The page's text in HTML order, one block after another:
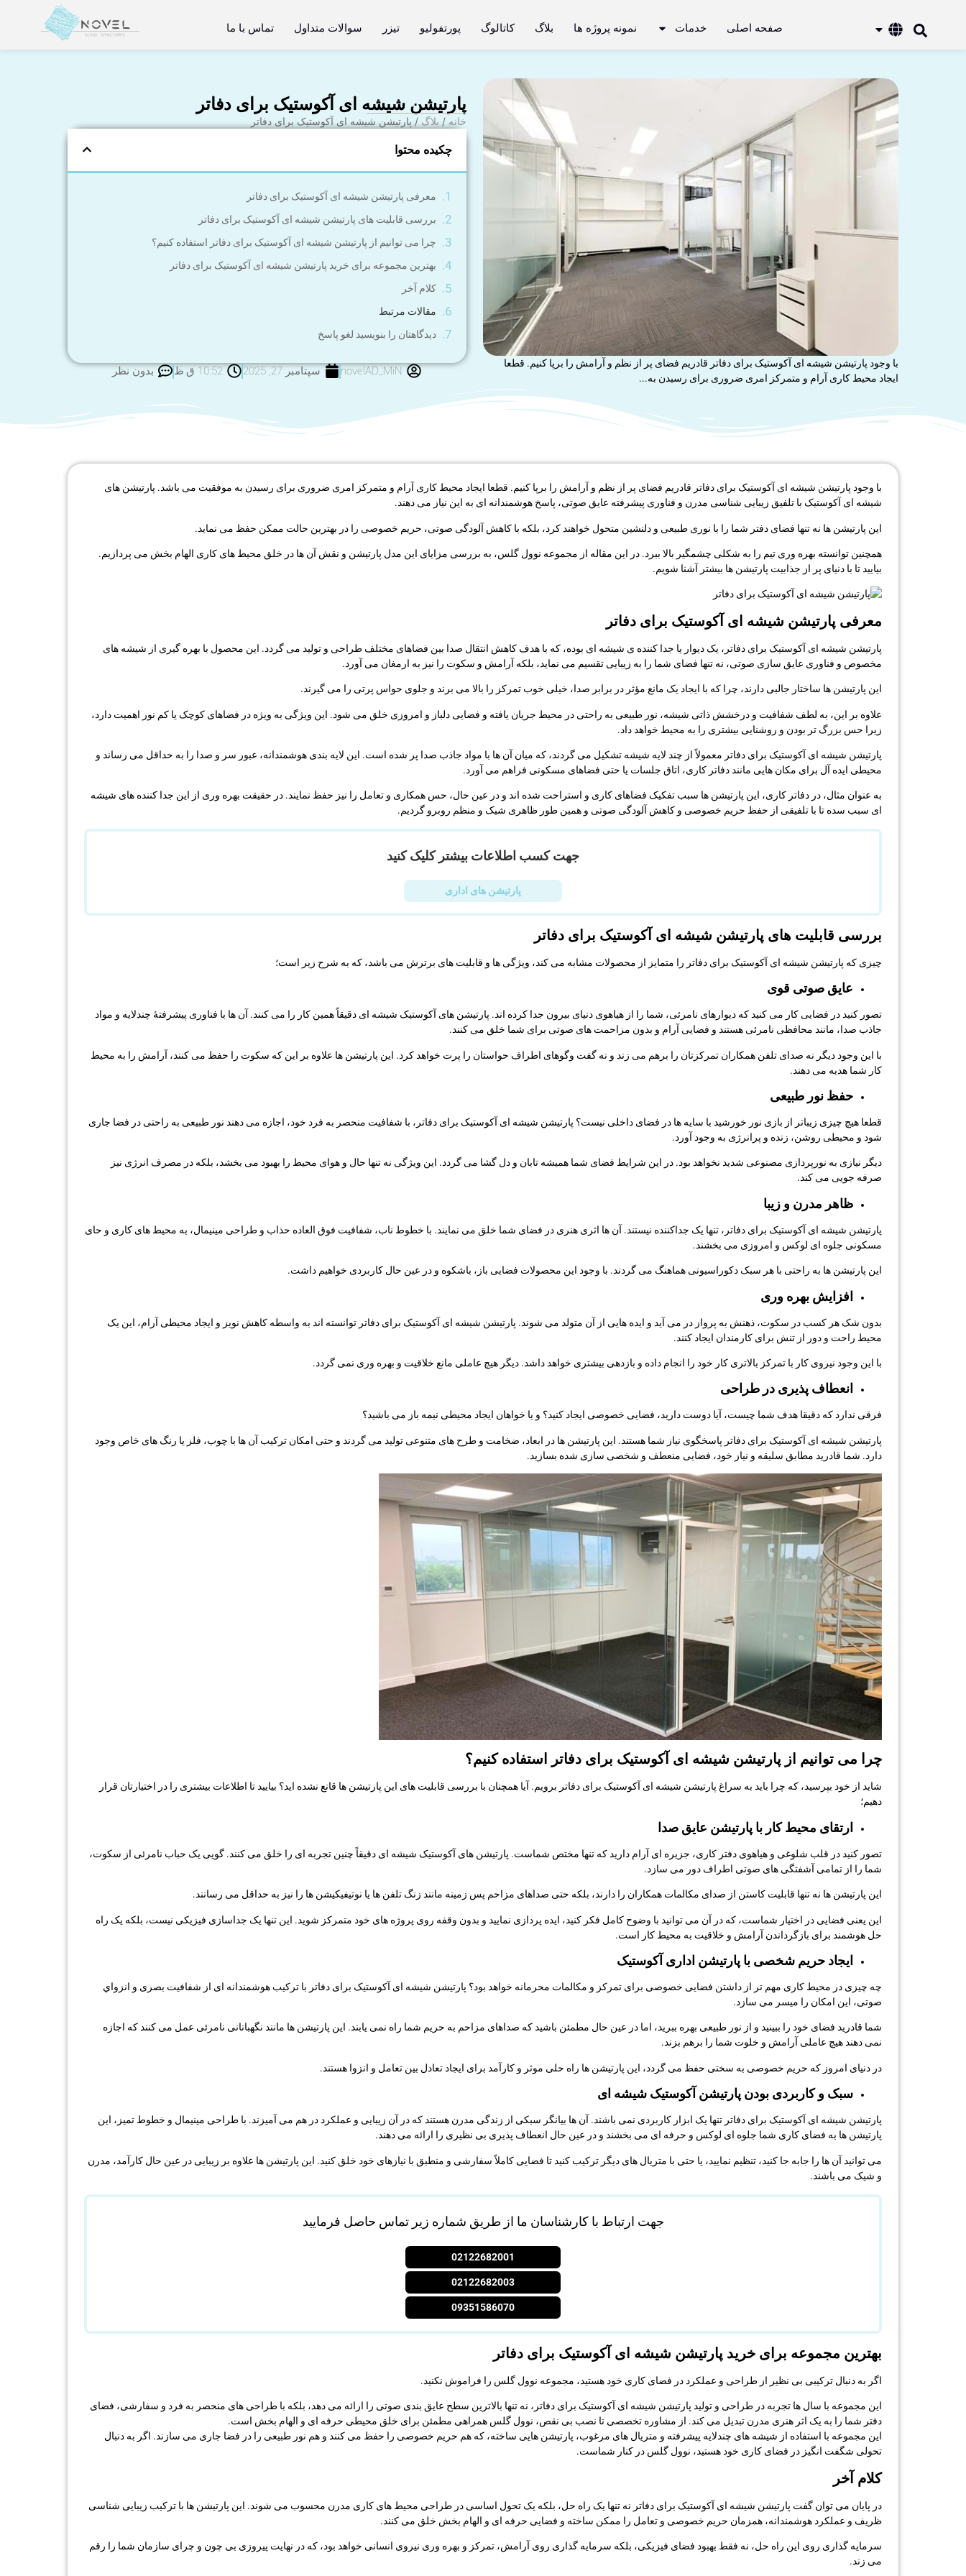
صفحه اصلی خدمات نمونه پروژه ها بلاگ کاتالوگ پورتفولیو تیزر سوالات متداول تماس با ما
با وجود پارتیشن شیشه ای آکوستیک برای دفاتر قادریم فضای پر از نظم و آرامش را برپا کنیم. قطعا
ایجاد محیط کاری آرام و متمرکز امری ضروری برای رسیدن به...
پارتیشن شیشه ای آکوستیک برای دفاتر
خانه / بلاگ / پارتیشن شیشه ای آکوستیک برای دفاتر
چکیده محتوا
معرفی پارتیشن شیشه ای آکوستیک برای دفاتر
بررسی قابلیت های پارتیشن شیشه ای آکوستیک برای دفاتر
چرا می توانیم از پارتیشن شیشه ای آکوستیک برای دفاتر استفاده کنیم؟
بهترین مجموعه برای خرید پارتیشن شیشه ای آکوستیک برای دفاتر
کلام آخر
مقالات مرتبط
دیدگاهتان را بنویسید لغو پاسخ
novelAD_MiN سپتامبر 27, 2025 10:52 ق.ظ بدون نظر
با وجود پارتیشن شیشه ای آکوستیک برای دفاتر قادریم فضای پر از نظم و آرامش را برپا کنیم. قطعا ایجاد محیط کاری آرام و متمرکز امری ضروری برای رسیدن به موفقیت می باشد. پارتیشن های
شیشه ای آکوستیک با تلفیق زیبایی شناسی مدرن و فناوری پیشرفته عایق صوتی، پاسخ هوشمندانه ای به این نیاز می دهند.
این پارتیشن ها نه تنها فضای دفتر شما را با نوری طبیعی و دلنشین متحول خواهند کرد، بلکه با کاهش آلودگی صوتی، حریم خصوصی را در بهترین حالت ممکن حفظ می نماید.
همچنین توانسته بهره وری تیم را به شکلی چشمگیر بالا ببرد. در این مقاله از مجموعه نوول گلس، به بررسی مزایای این مدل پارتیشن و نقش آن ها در خلق محیط های کاری الهام بخش می پردازیم.
بیایید تا با دنیای پر از جذابیت پارتیشن ها بیشتر آشنا شویم.
معرفی پارتیشن شیشه ای آکوستیک برای دفاتر
پارتیشن شیشه ای آکوستیک برای دفاتر، یک دیوار یا جدا کننده ی شیشه ای بوده، که با هدف کاهش انتقال صدا بین فضاهای مختلف طراحی و تولید می گردد. این محصول با بهره گیری از شیشه های
مخصوص و فناوری عایق سازی صوتی، نه تنها فضای شما را به زیبایی تقسیم می نماید، بلکه آرامش و سکوت را نیز به ارمغان می آورد.
این پارتیشن ها ساختار جالبی دارند، چرا که با ایجاد یک مانع مؤثر در برابر صدا، خیلی خوب تمرکز را بالا می برند و جلوی حواس پرتی را می گیرند.
علاوه بر این، به لطف شفافیت و درخشش ذاتی شیشه، نور طبیعی به راحتی در محیط جریان یافته و فضایی دلباز و امروزی خلق می شود. این ویژگی به ویژه در فضاهای کوچک یا کم نور اهمیت دارد،
زیرا حس بزرگ تر بودن و روشنایی بیشتری را به محیط خواهد داد.
پارتیشن شیشه ای آکوستیک برای دفاتر معمولاً از چند لایه شیشه تشکیل می گردند، که میان آن ها با مواد جاذب صدا پر شده است. این لایه بندی هوشمندانه، عبور سر و صدا را به حداقل می رساند و
محیطی ایده آل برای مکان هایی مانند دفاتر کاری، اتاق جلسات یا حتی فضاهای مسکونی فراهم می آورد.
به عنوان مثال، در دفاتر کاری، این پارتیشن ها سبب تفکیک فضاهای کاری و استراحت شده اند و در عین حال، حس همکاری و تعامل را نیز حفظ نمایند. در حقیقت بهره وری از این جدا کننده های شیشه
ای سبب سده تا با تلفیقی از حفظ حریم خصوصی و کاهش آلودگی صوتی و همین طور ظاهری شیک و منظم روبرو گردیم.
جهت کسب اطلاعات بیشتر کلیک کنید
پارتیشن های اداری
بررسی قابلیت های پارتیشن شیشه ای آکوستیک برای دفاتر
چیزی که پارتیشن شیشه ای آکوستیک برای دفاتر را متمایز از محصولات مشابه می کند، ویژگی ها و قابلیت های برترش می باشد، که به شرح زیر است؛
عایق صوتی قوی
تصور کنید در فضایی کار می کنید که دیوارهای نامرئی، شما را از هیاهوی دنیای بیرون جدا کرده اند. پارتیشن های آکوستیک شیشه ای دقیقاً همین کار را می کنند. آن ها با فناوری پیشرفتهٔ چندلایه و مواد
جاذب صدا، مانند محافظی نامرئی هستند و فضایی آرام و بدون مزاحمت های صوتی برای شما خلق می کنند.
با این وجود دیگر نه صدای تلفن همکاران تمرکزتان را برهم می زند و نه گفت وگوهای اطراف حواستان را پرت خواهد کرد. این پارتیشن ها علاوه بر این که سکوت را حفظ می کنند، آرامش را به محیط
کار شما هدیه می دهند.
حفظ نور طبیعی
قطعا هیچ چیزی زیباتر از بازی نور خورشید با سایه ها در فضای داخلی نیست؟ پارتیشن شیشه ای آکوستیک برای دفاتر، با شفافیت منحصر به فرد خود، اجازه می دهند نور طبیعی به راحتی در فضا جاری
شود و محیطی روشن، زنده و پرانرژی به وجود آورد.
دیگر نیازی به نورپردازی مصنوعی شدید نخواهد بود. در این شرایط فضای شما همیشه تابان و دل گشا می گردد. این ویژگی نه تنها حال و هوای محیط را بهبود می بخشد، بلکه در مصرف انرژی نیز
صرفه جویی می کند.
ظاهر مدرن و زیبا
پارتیشن شیشه ای آکوستیک برای دفاتر، تنها یک جداکننده نیستند. آن ها اثری هنری در فضای شما خلق می نمایند. با خطوط ناب، شفافیت فوق العاده حذاب و طراحی مینیمال، به محیط های کاری و حای
مسکونی جلوه ای لوکس و امروزی می بخشند.
این پارتیشن ها به راحتی با هر سبک دکوراسیونی هماهنگ می گردند. با وجود این محصولات فضایی باز، باشکوه و در عین حال کاربردی خواهیم داشت.
افزایش بهره وری
بدون شک هر کسب در سکوت، ذهنش به پرواز در می آید و ایده هایی از آن متولد می شوند. پارتیشن شیشه ای آکوستیک برای دفاتر توانسته اند به واسطه کاهش نویز و ایجاد محیطی آرام، این یک
محیط راحت و دور از تنش برای کارمندان ایجاد کنند.
با این وجود نیروی کار با تمرکز بالاتری کار خود را انجام داده و بازدهی بیشتری خواهد داشد. دیگر هیچ عاملی مانع خلاقیت و بهره وری نمی گردد.
انعطاف پذیری در طراحی
فرقی ندارد که دقیقا هدف شما چیست، آیا دوست دارید، فضایی خصوصی ایجاد کنید؟ و یا خواهان ایجاد محیطی نیمه باز می باشید؟
پارتیشن شیشه ای آکوستیک برای دفاتر پاسخگوی نیاز شما هستند. این پارتیشن ها در ابعاد، ضخامت و طرح های متنوعی تولید می گردند و حتی امکان ترکیب آن ها با چوب، فلز یا رنگ های خاص وجود
دارد. شما قادرید مطابق سلیقه و نیاز خود، فضایی منعطف و شخصی سازی شده بسازید.
چرا می توانیم از پارتیشن شیشه ای آکوستیک برای دفاتر استفاده کنیم؟
شاید از خود بپرسید، که چرا باید به سراغ پارتیشن شیشه ای آکوستیک برای دفاتر برویم. آیا همچنان با بررسی قابلیت های این پارتیشن ها قانع نشده اید؟ بیایید تا اطلاعات بیشتری را در اختیارتان قرار
دهیم؛
ارتقای محیط کار با پارتیشن عایق صدا
تصور کنید در قلب شلوغی و هیاهوی دفتر کاری، جزیره ای آرام دارید که تنها مختص شماست. پارتیشن های آکوستیک شیشه ای دقیقاً چنین تجربه ای را خلق می کنند. گویی یک حباب نامرئی از سکوت،
شما را از تمامی آشفتگی های صوتی اطراف دور می سازد.
این پارتیشن ها نه تنها قابلیت کاستن از صدای مکالمات همکاران را دارند، بلکه حتی صداهای مزاحم پس زمینه مانند زنگ تلفن ها یا نوتیفیکیشن ها را نیز به حداقل می رسانند.
این یعنی فضایی در اختیار شماست، که در آن می توانید با وضوح کامل فکر کنید، ایده پردازی نمایید و بدون وقفه روی پروژه های خود متمرکز شوید. این تنها یک جداسازی فیزیکی نیست، بلکه یک راه
حل هوشمند برای بازگرداندن آرامش و خلاقیت به محیط کار است.
ایجاد حریم شخصی با پارتیشن اداری آکوستیک
چه چیزی در محیط کاری مهم تر از داشتن فضایی خصوصی برای تمرکز و مکالمات محرمانه خواهد بود؟ پارتیشن شیشه ای آکوستیک برای دفاتر با ترکیب هوشمندانه ای از شفافیت بصری و انزواي
صوتی، این امکان را میسر می سازد.
شما قادرید فضای خود را ببینید و از نور طبیعی بهره ببرید، اما در عین حال مطمئن باشید که صداهای مزاحم به حریم شما راه نمی یابند. این پارتیشن ها مانند نگهبانانی نامرئی عمل می کنند که اجازه
نمی دهند هیچ عاملی آرامش و خلوت شما را برهم بزند.
در دنیای امروز که حریم خصوصی به سختی حفظ می گردد، این پارتیشن ها راه حلی موثر و کارآمد برای ایجاد تعادل بین تعامل و انزوا هستند.
سبک و کاربردی بودن پارتیشن آکوستیک شیشه ای
پارتیشن شیشه ای آکوستیک برای دفاتر تنها یک ابزار کاربردی نمی باشند. آن ها بیانگر سبکی از زندگی مدرن هستند که در آن زیبایی و عملکرد در هم می آمیزند. با طراحی مینیمال و خطوط تمیز، این
پارتیشن ها به فضای کاری شما جلوه ای لوکس و حرفه ای می بخشند و در عین حال انعطاف پذیری بی نظیری را ارائه می دهند.
می توانید آن ها را جابه جا کنید، تنظیم نمایید، یا حتی با متریال های دیگر ترکیب کنید تا فضایی کاملاً سفارشی و منطبق با نیازهای خود خلق کنید. این پارتیشن ها علاوه بر زیبایی در عین حال کارآمد، مدرن
و شیک می باشند.
جهت ارتباط با کارشناسان ما از طریق شماره زیر تماس حاصل فرمایید
02122682001
02122682003
09351586070
بهترین مجموعه برای خرید پارتیشن شیشه ای آکوستیک برای دفاتر
اگر به دنبال ترکیبی بی نظیر از طراحی و عملکرد در فضای کاری خود هستید، مجموعه نوول گلس را فراموش نکنید.
این مجموعه با سال ها تجربه در طراحی و تولید پارتیشن شیشه ای آکوستیک برای دفاتر، نه تنها بالاترین سطح عایق بندی صوتی را ارائه می دهد، بلکه با طراحی های منحصر به فرد و سفارشی، فضای
دفتر شما را به یک اثر هنری مدرن تبدیل می کند. از مشاوره تخصصی تا نصب بی نقص، نوول گلس همراهی مطمئن برای خلق محیطی حرفه ای و الهام بخش است.
این مجموعه با استفاده از شیشه های چندلایه پیشرفته و متریال های مرغوب، پارتیشن هایی ساخته، که هم حریم خصوصی را حفظ می کنند و هم نور طبیعی را در فضا جاری می سازند. اگر به دنبال
تحولی شگفت انگیز در فضای کاری خود هستید، نوول گلس در کنار شماست.
کلام آخر
در پایان می توان گفت پارتیشن شیشه ای آکوستیک برای دفاتر نه تنها یک راه حل، بلکه یک تحول اساسی در طراحی محیط های کاری مدرن محسوب می شوند. این پارتیشن ها با ترکیب زیبایی شناسی
ظریف و عملکرد هوشمندانه، همزمان حریم خصوصی و تعامل را ممکن ساخته و فضایی حرفه ای و الهام بخش خلق می کنند.
سرمایه گذاری روی این راه حل، نه فقط بهبود فضای فیزیکی، بلکه سرمایه گذاری روی آرامش، تمرکز و بهره وری نیروی انسانی خواهد بود، که در نهایت پیروزی بی چون و چرای سازمان شما را رقم
می زند.